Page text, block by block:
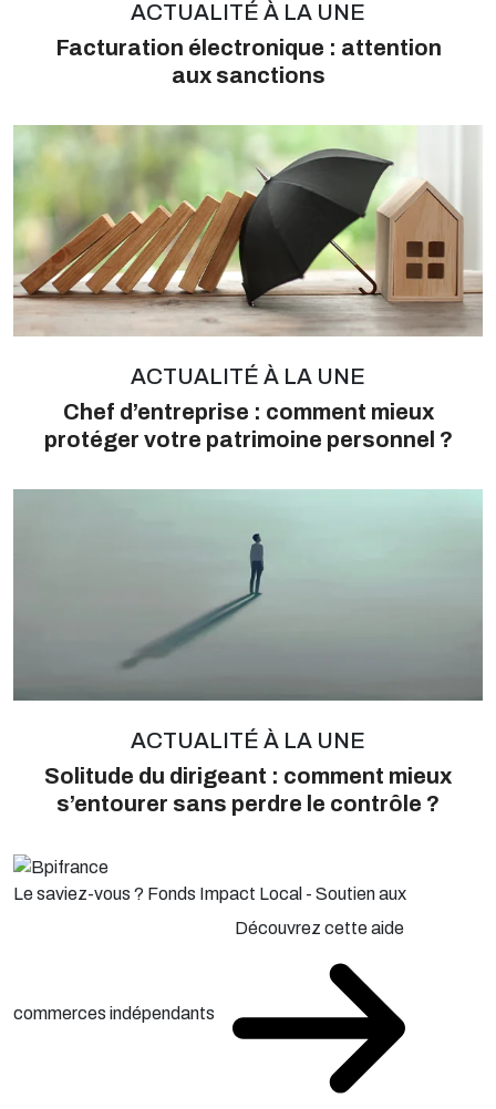
ACTUALITÉ À LA UNE
Facturation électronique : attention
aux sanctions
ACTUALITÉ À LA UNE
Chef d’entreprise : comment mieux
protéger votre patrimoine personnel ?
ACTUALITÉ À LA UNE
Solitude du dirigeant : comment mieux
s’entourer sans perdre le contrôle ?
Le saviez-vous ? Fonds Impact Local - Soutien aux
commerces indépendants
Découvrez cette aide